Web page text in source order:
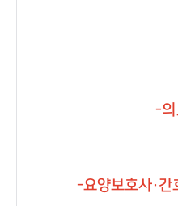
-의
-요양보호사·간